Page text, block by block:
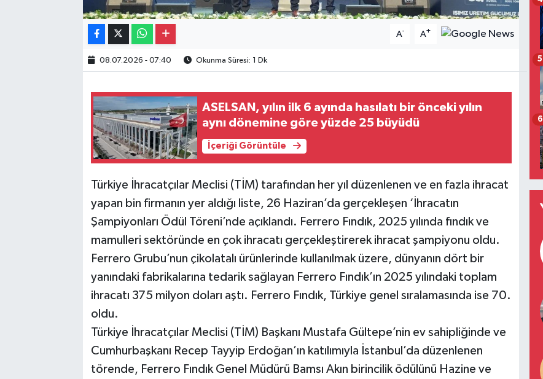
A- A+
08.07.2026 - 07:40 Okunma Süresi: 1 Dk
ASELSAN, yılın ilk 6 ayında hasılatı bir önceki yılın
aynı dönemine göre yüzde 25 büyüdü
İçeriği Görüntüle
Türkiye İhracatçılar Meclisi (TİM) tarafından her yıl düzenlenen ve en fazla ihracat
yapan bin firmanın yer aldığı liste, 26 Haziran’da gerçekleşen ‘İhracatın
Şampiyonları Ödül Töreni’nde açıklandı. Ferrero Fındık, 2025 yılında fındık ve
mamulleri sektöründe en çok ihracatı gerçekleştirerek ihracat şampiyonu oldu.
Ferrero Grubu’nun çikolatalı ürünlerinde kullanılmak üzere, dünyanın dört bir
yanındaki fabrikalarına tedarik sağlayan Ferrero Fındık’ın 2025 yılındaki toplam
ihracatı 375 milyon doları aştı. Ferrero Fındık, Türkiye genel sıralamasında ise 70.
oldu.
Türkiye İhracatçılar Meclisi (TİM) Başkanı Mustafa Gültepe’nin ev sahipliğinde ve
Cumhurbaşkanı Recep Tayyip Erdoğan’ın katılımıyla İstanbul’da düzenlenen
törende, Ferrero Fındık Genel Müdürü Bamsı Akın birincilik ödülünü Hazine ve
5
6